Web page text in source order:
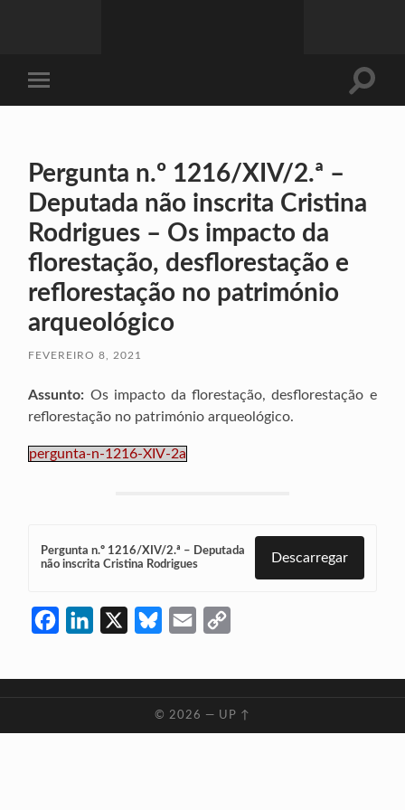
mobile
Toggle
Pergunta n.º 1216/XIV/2.ª –
Deputada não inscrita Cristina
Rodrigues – Os impacto da
florestação, desflorestação e
reflorestação no património
arqueológico
FEVEREIRO 8, 2021
Assunto: Os impacto da florestação, desflorestação e
reflorestação no património arqueológico.
pergunta-n-1216-XIV-2a
Pergunta n.º 1216/XIV/2.ª – Deputada
não inscrita Cristina Rodrigues
Descarregar
FacebookLinkedIn BlueskyEmail
© 2026 — UP ↑